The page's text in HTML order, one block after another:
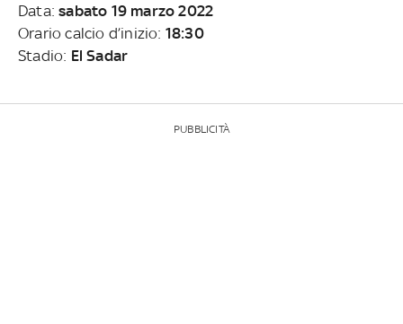
Data:sabato 19 marzo 2022
Orario calcio d’inizio: 18:30
Stadio: El Sadar
PUBBLICITÀ